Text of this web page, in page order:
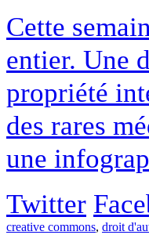
Cette
entier. Une
propriété
des rares
une
Twitter
creative commons, droit